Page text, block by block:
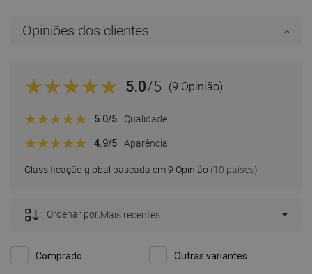
Opiniões dos clientes
5.0/5 (9 Opinião)
Classificação global baseada em 9 Opinião (10 países)
5.0/5 Qualidade
4.9/5 Aparência
Comprado Outras variantes
Ordenar por:Mais recentes